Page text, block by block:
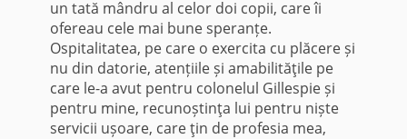
un tată mândru al celor doi copii, care îi
ofereau cele mai bune speranțe.
Ospitalitatea, pe care o exercita cu plăcere și
nu din datorie, atențiile și amabilităţile pe
care le-a avut pentru colonelul Gillespie și
pentru mine, recunoștinţa lui pentru niște
servicii ușoare, care ţin de profesia mea,